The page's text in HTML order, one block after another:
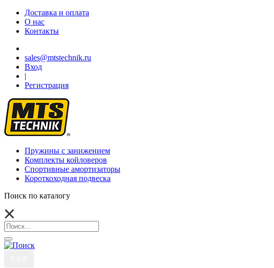
Доставка и оплата
О нас
Контакты
sales@mtstechnik.ru
Вход
|
Регистрация
Пружины с занижением
Комплекты койловеров
Спортивные амортизаторы
Короткоходная подвеска
Поиск по каталогу